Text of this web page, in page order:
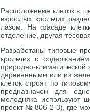
Расположение клеток в
взрослых крольчих
лазом. На фасаде
отделение, другая
Разработаны типовые
крольчих с
природно-
деревянными или из
клеток строят по
предназначен для
молодняка используют
проект № 806-2-3), где